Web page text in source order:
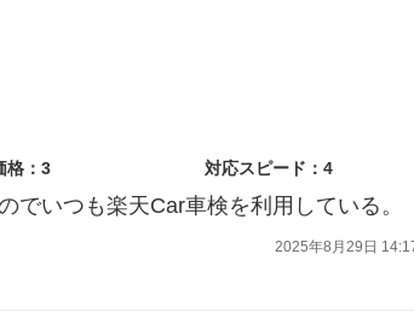
格：3 対応スピード：4
いつも楽天Car車検を利用している。
2025年8月29日